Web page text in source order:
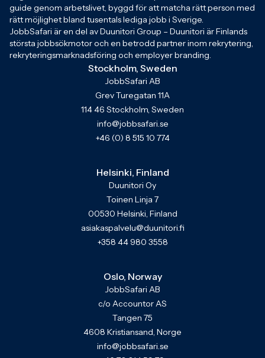
guide genom arbetslivet, byggd för att matcha rätt person med
rätt möjlighet bland tusentals lediga jobb i Sverige.
JobbSafari är en del av Duunitori Group – Duunitori är Finlands
största jobbsökmotor och en betrodd partner inom rekrytering,
rekryteringsmarknadsföring och employer branding.
Stockholm, Sweden
JobbSafari AB
Grev Turegatan 11A
114 46 Stockholm, Sweden
info@jobbsafari.se
+46 (0) 8 515 10 774
Helsinki, Finland
Duunitori Oy
Toinen Linja 7
00530 Helsinki, Finland
asiakaspalvelu@duunitori.fi
+358 44 980 3558
Oslo, Norway
JobbSafari AB
c/o Accountor AS
Tangen 75
4608 Kristiansand, Norge
info@jobbsafari.se